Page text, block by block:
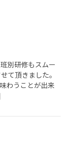
別研修もスムー
て頂きました。
わうことが出来